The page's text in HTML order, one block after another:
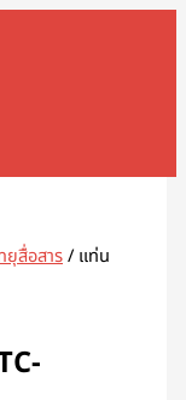
ยุสื่อสาร/ แท่น